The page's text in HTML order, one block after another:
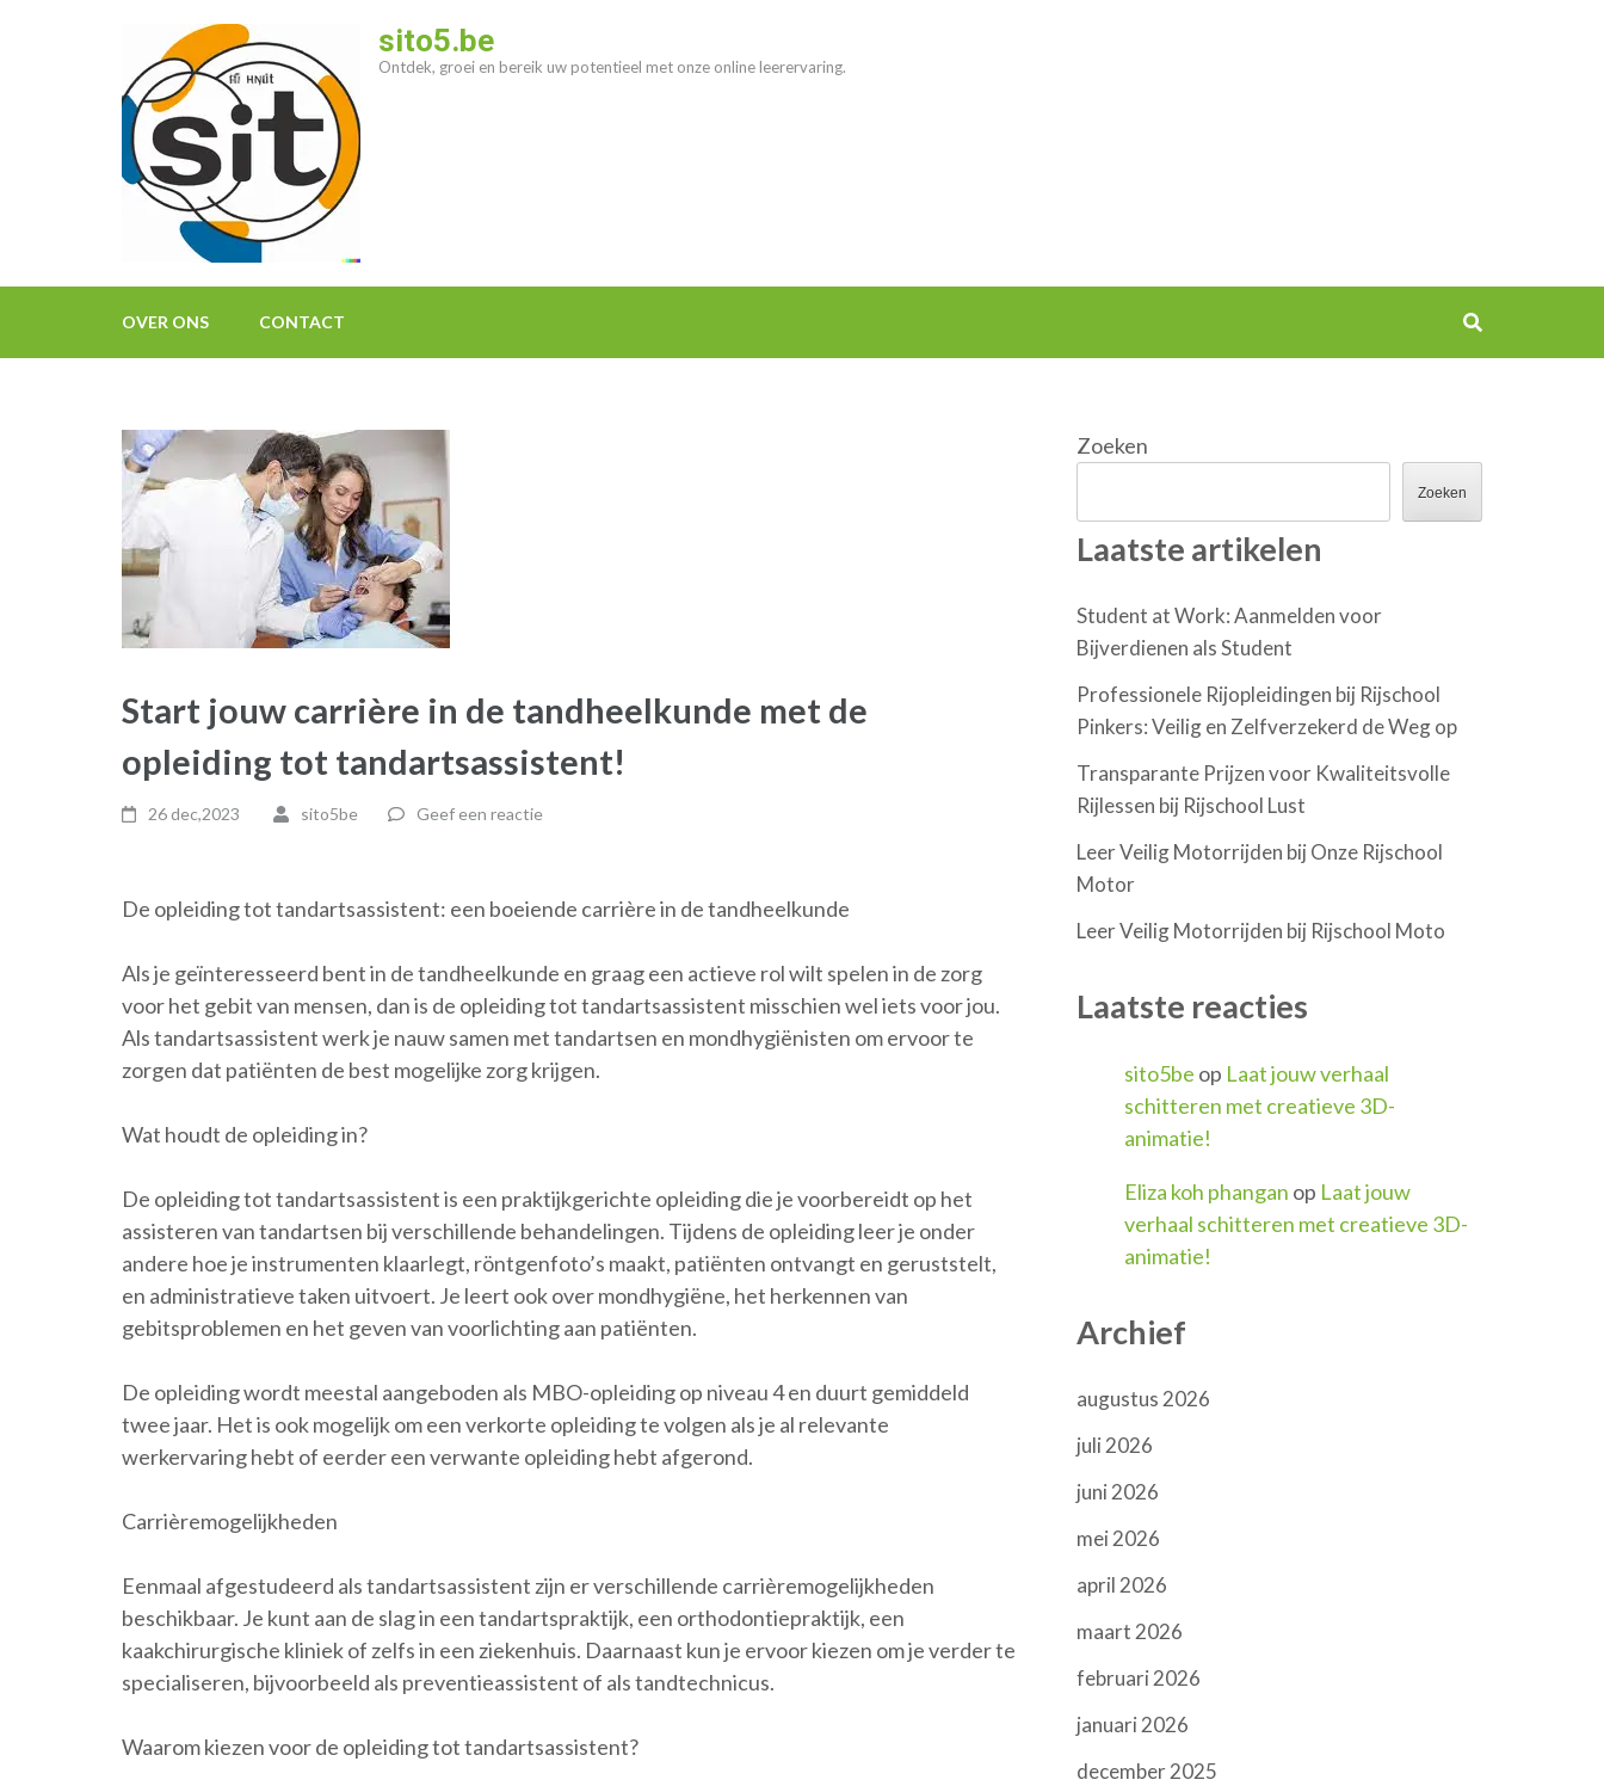
sito5.be
Ontdek, groei en bereik uw potentieel met onze online leerervaring.
OVER ONS CONTACT
Start jouw carrière in de tandheelkunde met de
opleiding tot tandartsassistent!
26 dec,2023 sito5be Geef een reactie
De opleiding tot tandartsassistent: een boeiende carrière in de tandheelkunde
Als je geïnteresseerd bent in de tandheelkunde en graag een actieve rol wilt spelen in de zorg
voor het gebit van mensen, dan is de opleiding tot tandartsassistent misschien wel iets voor jou.
Als tandartsassistent werk je nauw samen met tandartsen en mondhygiënisten om ervoor te
zorgen dat patiënten de best mogelijke zorg krijgen.
Wat houdt de opleiding in?
De opleiding tot tandartsassistent is een praktijkgerichte opleiding die je voorbereidt op het
assisteren van tandartsen bij verschillende behandelingen. Tijdens de opleiding leer je onder
andere hoe je instrumenten klaarlegt, röntgenfoto’s maakt, patiënten ontvangt en geruststelt,
en administratieve taken uitvoert. Je leert ook over mondhygiëne, het herkennen van
gebitsproblemen en het geven van voorlichting aan patiënten.
De opleiding wordt meestal aangeboden als MBO-opleiding op niveau 4 en duurt gemiddeld
twee jaar. Het is ook mogelijk om een verkorte opleiding te volgen als je al relevante
werkervaring hebt of eerder een verwante opleiding hebt afgerond.
Carrièremogelijkheden
Eenmaal afgestudeerd als tandartsassistent zijn er verschillende carrièremogelijkheden
beschikbaar. Je kunt aan de slag in een tandartspraktijk, een orthodontiepraktijk, een
kaakchirurgische kliniek of zelfs in een ziekenhuis. Daarnaast kun je ervoor kiezen om je verder te
specialiseren, bijvoorbeeld als preventieassistent of als tandtechnicus.
Waarom kiezen voor de opleiding tot tandartsassistent?
Zoeken
Zoeken
Laatste artikelen
Student at Work: Aanmelden voor
Bijverdienen als Student
Professionele Rijopleidingen bij Rijschool
Pinkers: Veilig en Zelfverzekerd de Weg op
Transparante Prijzen voor Kwaliteitsvolle
Rijlessen bij Rijschool Lust
Leer Veilig Motorrijden bij Onze Rijschool
Motor
Leer Veilig Motorrijden bij Rijschool Moto
Laatste reacties
sito5be op Laat jouw verhaal
schitteren met creatieve 3D-
animatie!
Eliza koh phangan op Laat jouw
verhaal schitteren met creatieve 3D-
animatie!
Archief
augustus 2026
juli 2026
juni 2026
mei 2026
april 2026
maart 2026
februari 2026
januari 2026
december 2025